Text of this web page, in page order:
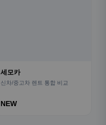
세모카
신차/중고차 렌트 통합 비교
NEW